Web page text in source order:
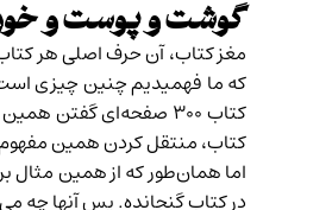
گوشت و پوست و
مغز کتاب، آن حرف اصلی هر
که ما فهمیدیم چنین چیزی
کتاب ۳۰۰ صفحه‌ای
کتاب، منتقل کردن همین
اما همان‌طور که از همین
در کتاب گنجانده. پس آنها چه